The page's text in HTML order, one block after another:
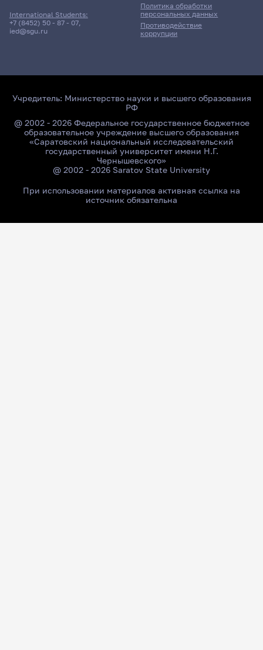
International Students:
+7 (8452) 50 - 87 - 07,
ied@sgu.ru
Политика обработки
персональных данных
Противодействие
коррупции
Учредитель: Министерство науки и высшего образования
РФ
@ 2002 - 2026 Федеральное государственное бюджетное
образовательное учреждение высшего образования
«Саратовский национальный исследовательский
государственный университет имени Н.Г.
Чернышевского»
@ 2002 - 2026 Saratov State University
При использовании материалов активная ссылка на
источник обязательна